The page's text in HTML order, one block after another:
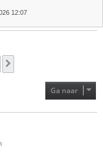
12:07
Ga naar